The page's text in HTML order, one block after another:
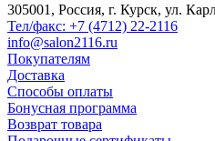
305001, Россия, г. Курск, ул.
Тел/факс: +7 (4712) 22-2116
info@salon2116.ru
Покупателям
Доставка
Способы оплаты
Бонусная программа
Возврат товара